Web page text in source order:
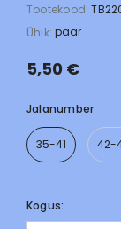
Tootekood:
Ühik: paar
5,50 €
Jalanumber
35-41 42-
Kogus: